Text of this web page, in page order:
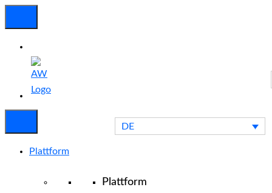
DE
Plattform
Plattform